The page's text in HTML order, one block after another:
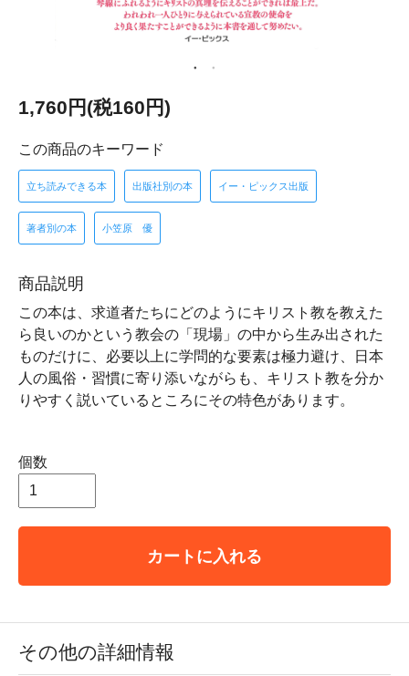
1,760円(税160円)
この商品のキーワード
立ち読みできる本 出版社別の本 イー・ピックス出版
著者別の本 小笠原 優
商品説明
この本は、求道者たちにどのようにキリスト教を教えた
ら良いのかという教会の「現場」の中から生み出された
ものだけに、必要以上に学問的な要素は極力避け、日本
人の風俗・習慣に寄り添いながらも、キリスト教を分か
りやすく説いているところにその特色があります。
個数
カートに入れる
その他の詳細情報